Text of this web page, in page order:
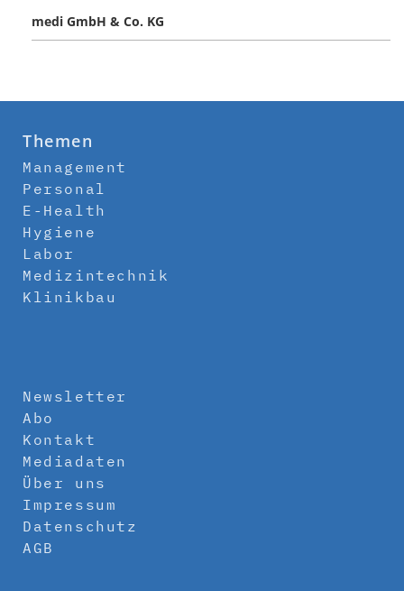
medi GmbH & Co. KG
Themen
Management
Personal
E-Health
Hygiene
Labor
Medizintechnik
Klinikbau
Newsletter
Abo
Kontakt
Mediadaten
Über uns
Impressum
Datenschutz
AGB